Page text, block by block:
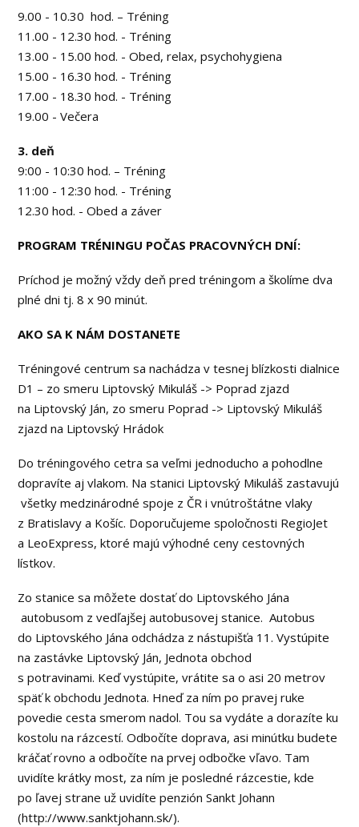
9.00 - 10.30 hod. – Tréning
11.00 - 12.30 hod. - Tréning
13.00 - 15.00 hod. - Obed, relax, psychohygiena
15.00 - 16.30 hod. - Tréning
17.00 - 18.30 hod. - Tréning
19.00 - Večera
3. deň
9:00 - 10:30 hod. – Tréning
11:00 - 12:30 hod. - Tréning
12.30 hod. - Obed a záver
PROGRAM TRÉNINGU POČAS PRACOVNÝCH DNÍ:
Príchod je možný vždy deň pred tréningom a školíme dva
plné dni tj. 8 x 90 minút.
AKO SA K NÁM DOSTANETE
Tréningové centrum sa nachádza v tesnej blízkosti dialnice
D1 – zo smeru Liptovský Mikuláš -> Poprad zjazd
na Liptovský Ján, zo smeru Poprad -> Liptovský Mikuláš
zjazd na Liptovský Hrádok
Do tréningového cetra sa veľmi jednoducho a pohodlne
dopravíte aj vlakom. Na stanici Liptovský Mikuláš zastavujú
všetky medzinárodné spoje z ČR i vnútroštátne vlaky
z Bratislavy a Košíc. Doporučujeme spoločnosti RegioJet
a LeoExpress, ktoré majú výhodné ceny cestovných
lístkov.
Zo stanice sa môžete dostať do Liptovského Jána
autobusom z vedľajšej autobusovej stanice. Autobus
do Liptovského Jána odchádza z nástupišťa 11. Vystúpite
na zastávke Liptovský Ján, Jednota obchod
s potravinami. Keď vystúpite, vrátite sa o asi 20 metrov
späť k obchodu Jednota. Hneď za ním po pravej ruke
povedie cesta smerom nadol. Tou sa vydáte a dorazíte ku
kostolu na rázcestí. Odbočíte doprava, asi minútku budete
kráčať rovno a odbočíte na prvej odbočke vľavo. Tam
uvidíte krátky most, za ním je posledné rázcestie, kde
po ľavej strane už uvidíte penzión Sankt Johann
(http://www.sanktjohann.sk/).